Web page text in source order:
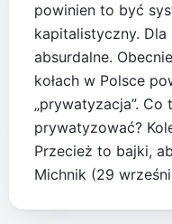
powinien to być
kapitalistyczny. Dla
absurdalne.
kołach w Polsce
„prywatyzacja”. Co
prywatyzować?
Przecież to bajki,
Michnik (29